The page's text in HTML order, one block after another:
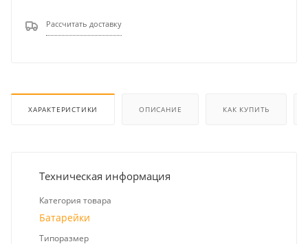
Рассчитать доставку
ХАРАКТЕРИСТИКИ ОПИСАНИЕ КАК КУПИТЬ
Техническая информация
Категория товара
Батарейки
Типоразмер